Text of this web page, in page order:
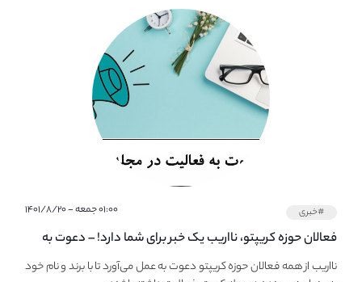
#خبری ۰۱:۰۰ جمعه - ۱۴۰۱/۸/۲۰
فعالان حوزه کریپتو، نااریب یک خبر برای شما دارد! – دعوت به
فعالیت در مجله کریپتو
نااریب از همه فعالان حوزه کریپتو دعوت به عمل می‌آورد تا با برند و نام خود